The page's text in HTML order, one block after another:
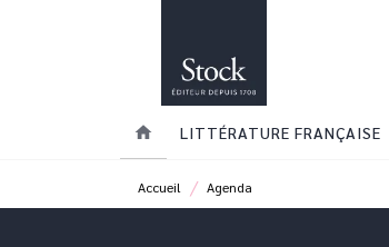
home LITTÉRATURE FRANÇAISE
Accueil / Agenda